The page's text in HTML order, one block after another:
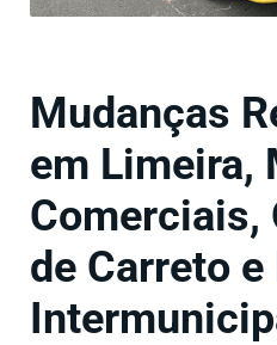
Mudanças
em Limeira,
Comerciais,
de Carreto e